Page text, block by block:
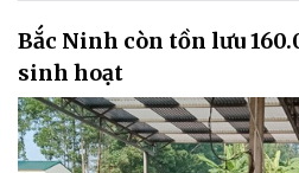
Bắc Ninh còn tồn lưu
sinh hoạt